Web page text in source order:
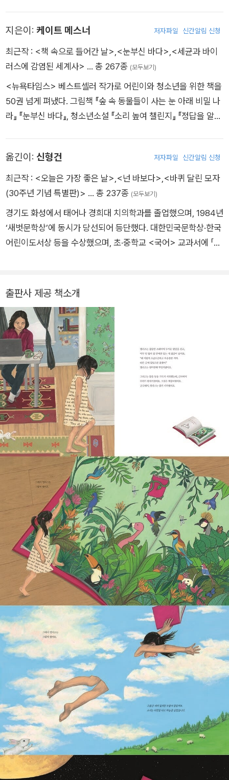
한 매혹적인 이야기에 환상적인 일러스트를 직접 그린 『달케이
크』로 2019년 ‘칼데콧 아너상’을 수상하여, 미국에서 가장 권위
있는 양대 어린이도서상을 받은 작가가 되었다. 신작 그림책 『책
고공립도서관 등 여러 저널과 기관에서 ‘올해의 책’으로 선정되었
다.
지은이: 케이트 메스너 저자파일 신간알림 신청
최근작 : <책 속으로 들어간 날>,<눈부신 바다>,<세균과 바이
러스에 감염된 세계사> … 총 267종 (모두보기)
<뉴욕타임스> 베스트셀러 작가로 어린이와 청소년을 위한 책을
50권 넘게 펴냈다. 그림책 『숲 속 동물들이 사는 눈 아래 비밀 나
라』 『눈부신 바다』, 청소년소설 『소리 높여 챌린지』 『정답을 알려
과 더불어 살고 있다.
옮긴이: 신형건 저자파일 신간알림 신청
최근작 : <오늘은 가장 좋은 날>,<넌 바보다>,<바퀴 달린 모자
(30주년 기념 특별판)> … 총 237종 (모두보기)
경기도 화성에서 태어나 경희대 치의학과를 졸업했으며, 1984년
‘새벗문학상’에 동시가 당선되어 등단했다. 대한민국문학상·한국
어린이도서상 등을 수상했으며, 초·중학교 <국어> 교과서에 「반
로 『사랑해 사랑해 사랑해』 『친구를 모두 잃어버리는 방법』 『핫
출판사 제공 책소개